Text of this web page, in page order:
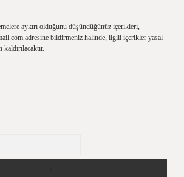
aykırı olduğunu düşündüğünüz içerikleri,
adresine bildirmeniz halinde, ilgili içerikler yasal